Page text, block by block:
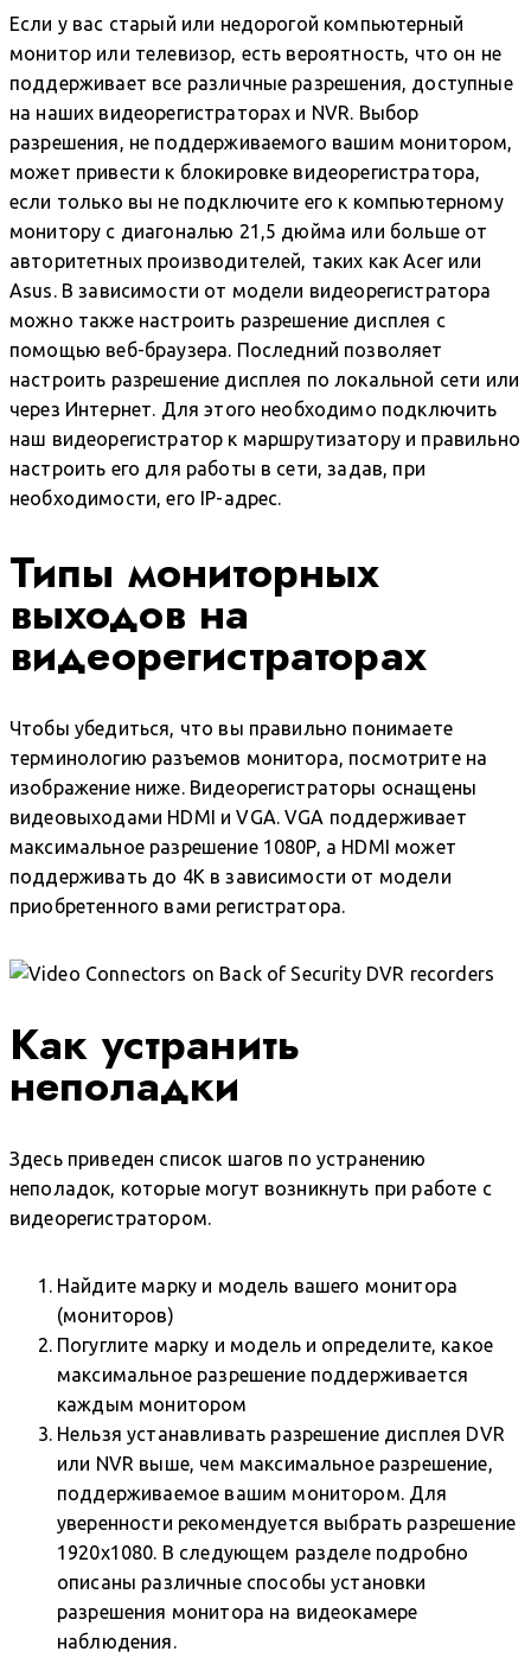
Если у вас старый или недорогой компьютерный
монитор или телевизор, есть вероятность, что он не
поддерживает все различные разрешения, доступные
на наших видеорегистраторах и NVR. Выбор
разрешения, не поддерживаемого вашим монитором,
может привести к блокировке видеорегистратора,
если только вы не подключите его к компьютерному
монитору с диагональю 21,5 дюйма или больше от
авторитетных производителей, таких как Acer или
Asus. В зависимости от модели видеорегистратора
можно также настроить разрешение дисплея с
помощью веб-браузера. Последний позволяет
настроить разрешение дисплея по локальной сети или
через Интернет. Для этого необходимо подключить
наш видеорегистратор к маршрутизатору и правильно
настроить его для работы в сети, задав, при
необходимости, его IP-адрес.
Типы мониторных
выходов на
видеорегистраторах
Чтобы убедиться, что вы правильно понимаете
терминологию разъемов монитора, посмотрите на
изображение ниже. Видеорегистраторы оснащены
видеовыходами HDMI и VGA. VGA поддерживает
максимальное разрешение 1080P, а HDMI может
поддерживать до 4K в зависимости от модели
приобретенного вами регистратора.
Как устранить
неполадки
Здесь приведен список шагов по устранению
неполадок, которые могут возникнуть при работе с
видеорегистратором.
Найдите марку и модель вашего монитора
(мониторов)
Погуглите марку и модель и определите, какое
максимальное разрешение поддерживается
каждым монитором
Нельзя устанавливать разрешение дисплея DVR
или NVR выше, чем максимальное разрешение,
поддерживаемое вашим монитором. Для
уверенности рекомендуется выбрать разрешение
1920x1080. В следующем разделе подробно
описаны различные способы установки
разрешения монитора на видеокамере
наблюдения.